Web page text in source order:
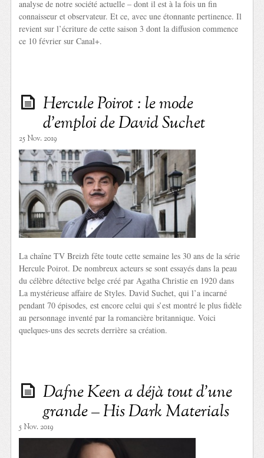
analyse de notre société actuelle – dont il est à la fois un fin
connaisseur et observateur. Et ce, avec une étonnante pertinence. Il
revient sur l’écriture de cette saison 3 dont la diffusion commence
ce 10 février sur Canal+.
Hercule Poirot : le mode
d’emploi de David Suchet
25 Nov. 2019
La chaîne TV Breizh fête toute cette semaine les 30 ans de la série
Hercule Poirot. De nombreux acteurs se sont essayés dans la peau
du célèbre détective belge créé par Agatha Christie en 1920 dans
La mystérieuse affaire de Styles. David Suchet, qui l’a incarné
pendant 70 épisodes, est encore celui qui s’est montré le plus fidèle
au personnage inventé par la romancière britannique. Voici
quelques-uns des secrets derrière sa création.
Dafne Keen a déjà tout d’une
grande – His Dark Materials
5 Nov. 2019